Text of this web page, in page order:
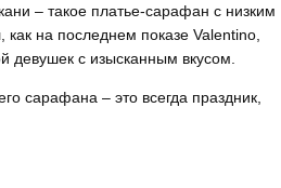
– такое платье-сарафан с низким
как на последнем показе Valentino,
девушек с изысканным вкусом.
сарафана – это всегда праздник,